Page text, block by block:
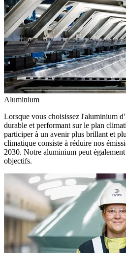
Aluminium
Lorsque vous choisissez l'aluminium
durable et performant sur le plan
participer à un avenir plus brillant et
climatique consiste à réduire nos
2030. Notre aluminium peut
objectifs.